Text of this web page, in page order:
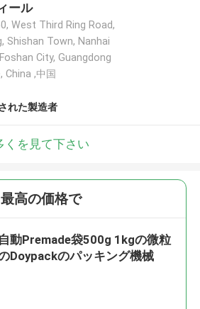
ール
West Third Ring Road,
Shishan Town, Nanhai
City, Guangdong
China ,中国
れた製造者
くを見て下さい
最高の価格で
自動Premade袋500g 1kgの微粒
Doypackのパッキング機械